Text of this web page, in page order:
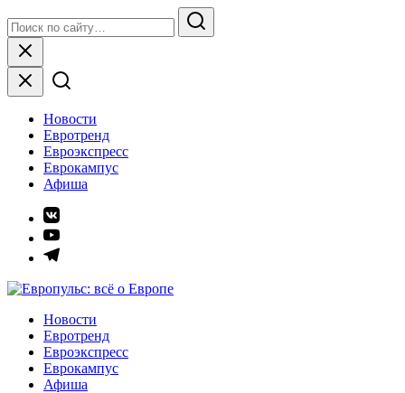
to
content
for:
Search
Close
Новости
Евротренд
Евроэкспресс
Еврокампус
Афиша
Элемент
меню
Элемент
меню
Элемент
Европульс: всё о Европе
Новости
Евротренд
Евроэкспресс
Еврокампус
Афиша